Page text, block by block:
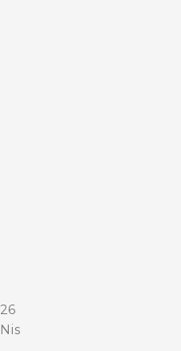
26
Nis